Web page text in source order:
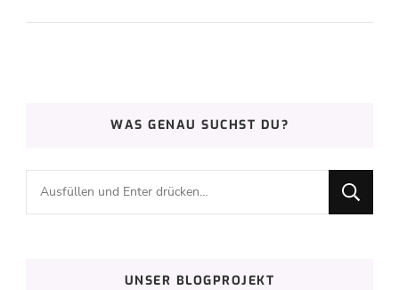
WAS GENAU SUCHST DU?
Suchst
du
UNSER BLOGPROJEKT